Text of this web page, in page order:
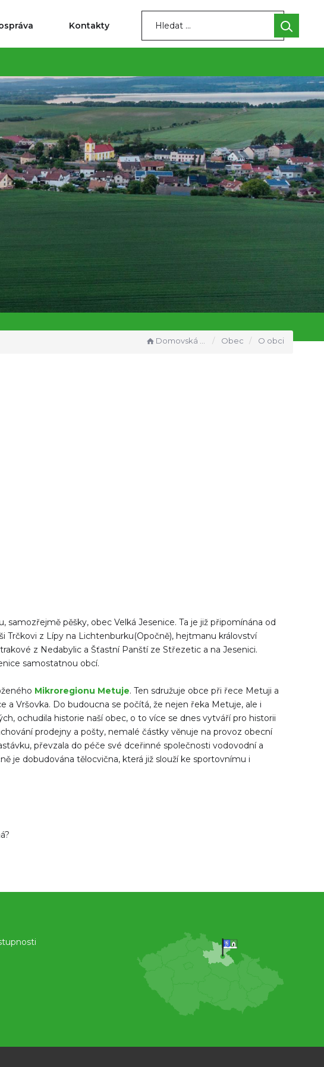
Kontakty
Domovská stránka Obec O obci
pěšky, obec Velká Jesenice. Ta je již připomínána od
Trčkovi z Lípy na Lichtenburku(Opočně), hejtmanu království
z Nedabylic a Šťastní Panští ze Střezetic a na Jesenici.
samostatnou obcí.
Mikroregionu Metuje. Ten sdružuje obce při řece Metuji a
a Vršovka. Do budoucna se počítá, že nejen řeka Metuje, ale i
ochudila historie naší obec, o to více se dnes vytváří pro historii
prodejny a pošty, nemalé částky věnuje na provoz obecní
převzala do péče své dceřinné společnosti vodovodní a
je dobudována tělocvična, která již slouží ke sportovnímu i